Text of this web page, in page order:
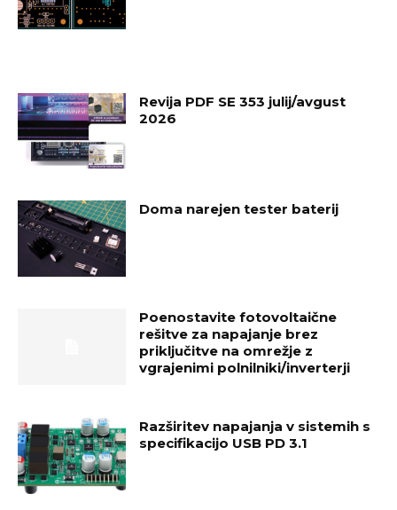
Revija PDF SE 353 julij/avgust
2026
Doma narejen tester baterij
Poenostavite fotovoltaične
rešitve za napajanje brez
priključitve na omrežje z
vgrajenimi polnilniki/inverterji
Razširitev napajanja v sistemih s
specifikacijo USB PD 3.1